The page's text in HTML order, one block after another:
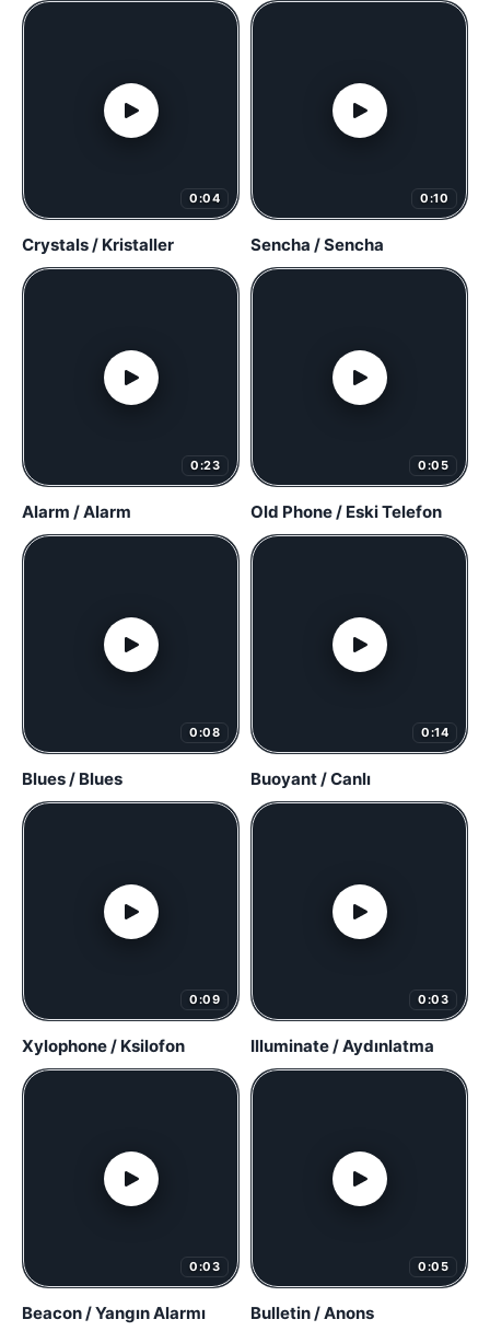
0:04
Crystals / Kristaller
0:10
Sencha / Sencha
0:23
Alarm / Alarm
0:05
Old Phone / Eski Telefon
0:08
Blues / Blues
0:14
Buoyant / Canlı
0:09
Xylophone / Ksilofon
0:03
Illuminate / Aydınlatma
0:03
Beacon / Yangın Alarmı
0:05
Bulletin / Anons